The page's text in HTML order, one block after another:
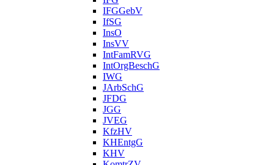
IFGGebV
IfSG
InsO
InsVV
IntFamRVG
IntOrgBeschG
IWG
JArbSchG
JFDG
JGG
JVEG
KfzHV
KHEntgG
KHV